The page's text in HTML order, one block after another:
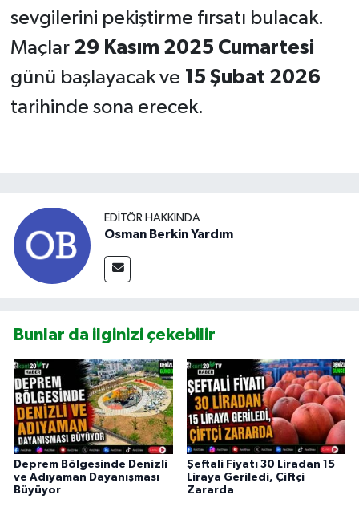
sevgilerini pekiştirme fırsatı bulacak.
Maçlar 29 Kasım 2025 Cumartesi
günü başlayacak ve 15 Şubat 2026
tarihinde sona erecek.
EDITÖR HAKKINDA
Osman Berkin Yardım
Bunlar da ilginizi çekebilir
Deprem Bölgesinde Denizli
ve Adıyaman Dayanışması
Büyüyor
Şeftali Fiyatı 30 Liradan 15
Liraya Geriledi, Çiftçi
Zararda